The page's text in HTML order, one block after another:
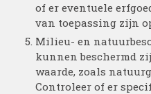
of er eventuele
van toepassing zijn
Milieu- en
kunnen beschermd
waarde, zoals
Controleer of er